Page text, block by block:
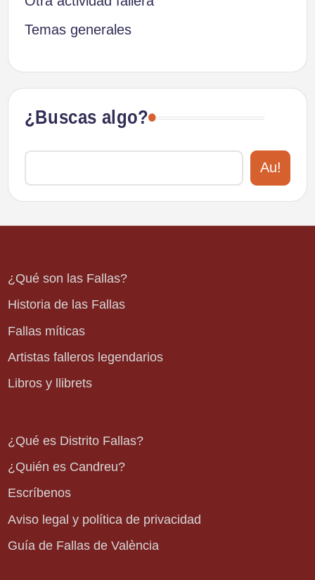
Temas generales
¿Buscas algo?
Au!
¿Qué son las Fallas?
Historia de las Fallas
Fallas míticas
Artistas falleros legendarios
Libros y llibrets
¿Qué es Distrito Fallas?
¿Quién es Candreu?
Escríbenos
Aviso legal y política de privacidad
Guía de Fallas de València